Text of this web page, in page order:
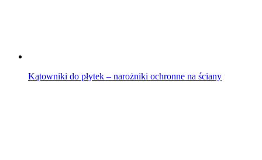
Kątowniki do płytek – narożniki ochronne na ściany